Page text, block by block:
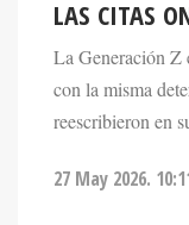
La Generación Z
con la misma
reescribieron en